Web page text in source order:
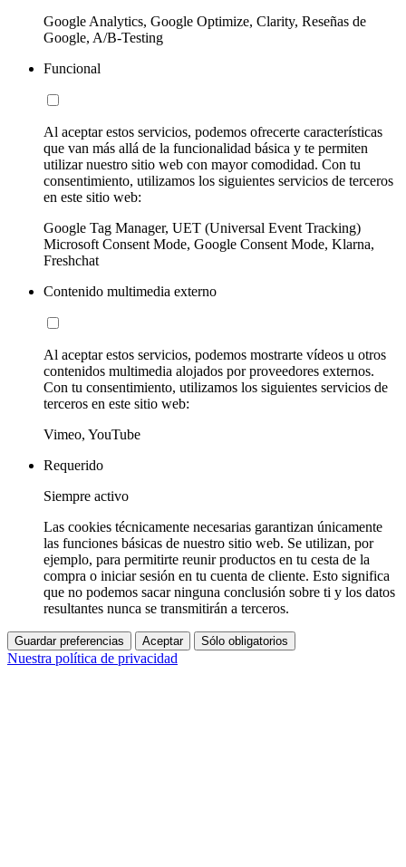
Google Analytics, Google Optimize, Clarity, Reseñas de
Google, A/B-Testing
Funcional
Al aceptar estos servicios, podemos ofrecerte características
que van más allá de la funcionalidad básica y te permiten
utilizar nuestro sitio web con mayor comodidad. Con tu
consentimiento, utilizamos los siguientes servicios de terceros
en este sitio web:
Google Tag Manager, UET (Universal Event Tracking)
Microsoft Consent Mode, Google Consent Mode, Klarna,
Freshchat
Contenido multimedia externo
Al aceptar estos servicios, podemos mostrarte vídeos u otros
contenidos multimedia alojados por proveedores externos.
Con tu consentimiento, utilizamos los siguientes servicios de
terceros en este sitio web:
Vimeo, YouTube
Requerido
Siempre activo
Las cookies técnicamente necesarias garantizan únicamente
las funciones básicas de nuestro sitio web. Se utilizan, por
ejemplo, para permitirte reunir productos en tu cesta de la
compra o iniciar sesión en tu cuenta de cliente. Esto significa
que no podemos sacar ninguna conclusión sobre ti y los datos
resultantes nunca se transmitirán a terceros.
Guardar preferencias Aceptar Sólo obligatorios
Nuestra política de privacidad